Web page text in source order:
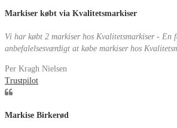
Markiser købt via Kvalitetsmarkiser
Vi har købt 2 markiser hos Kvalitetsmarkiser - En
anbefalelsesværdigt at købe markiser hos
Per Kragh Nielsen
Trustpilot
Markise Birkerød